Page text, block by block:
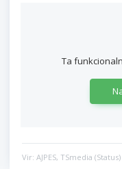
Ta
Vir: AJPES, TSmedia (Status)